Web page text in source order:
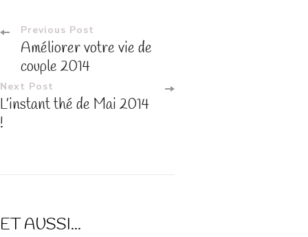
Post
Navigation
Previous Post
Améliorer votre vie de
couple 2014
Next Post
L’instant thé de Mai 2014
!
ET AUSSI...